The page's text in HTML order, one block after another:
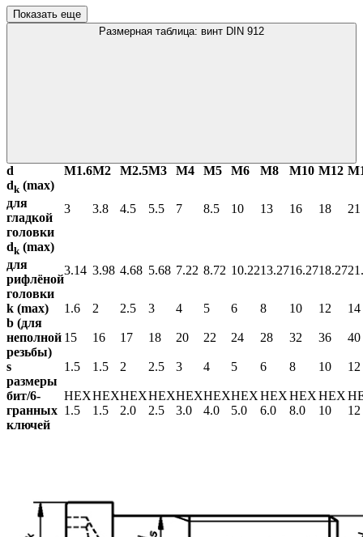
Показать еще
Размерная таблица: винт DIN 912
d М1.6М2 М2.5М3 М4 М5 М6 М8 М10 М12
dk (max)
для
гладкой
головки
3 3.8 4.5 5.5 7 8.5 10 13 16 18 21
dk (max)
для
рифлёной
головки
3.14 3.98 4.68 5.68 7.22 8.72 10.2213.2716.2718.27
k (max) 1.6 2 2.5 3 4 5 6 8 10 12
14
b (для
неполной
резьбы)
15 16 17 18 20 22 24 28 32 36 40
s 1.5 1.5 2 2.5 3 4 5 6 8 10
12
размеры
бит/6-
гранных
ключей
HEX
1.5
HEX
1.5
HEX
2.0
HEX
2.5
HEX
3.0
HEX
4.0
HEX
5.0
HEX
6.0
HEX
8.0
HEX
10
12